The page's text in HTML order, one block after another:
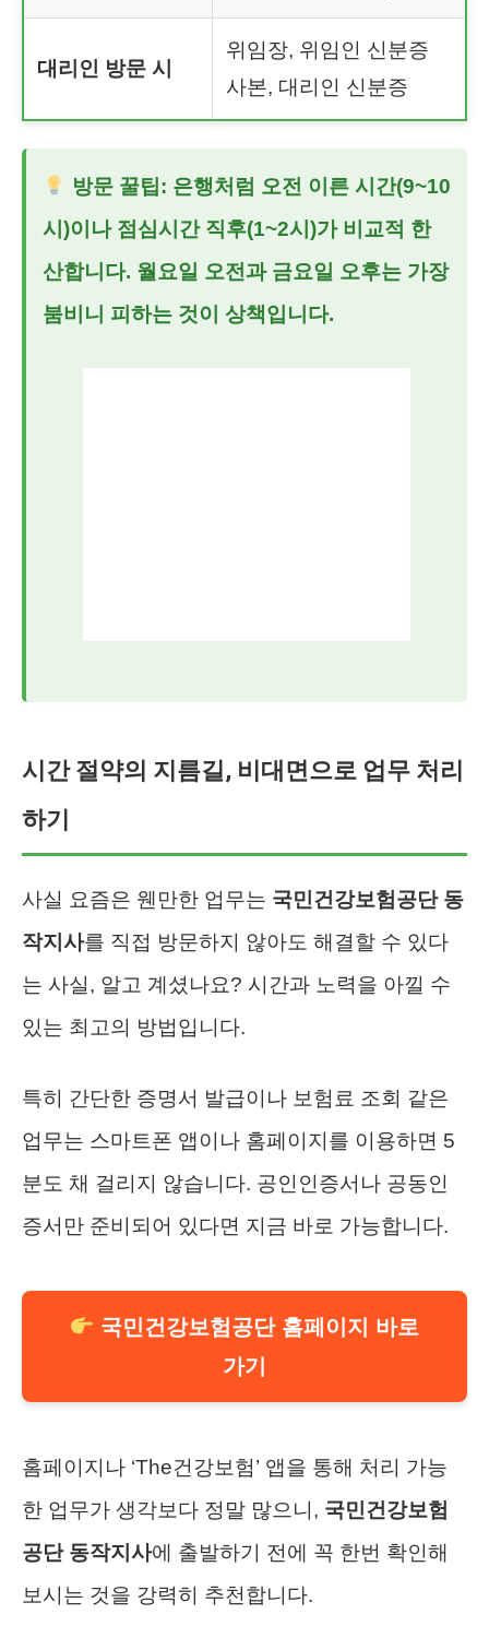
대리인 방문 시
위임장, 위임인 신분증
사본, 대리인 신분증
방문 꿀팁: 은행처럼 오전 이른 시간(9~10
시)이나 점심시간 직후(1~2시)가 비교적 한
산합니다. 월요일 오전과 금요일 오후는 가장
붐비니 피하는 것이 상책입니다.
시간 절약의 지름길, 비대면으로 업무 처리
하기
사실 요즘은 웬만한 업무는 국민건강보험공단 동
작지사를 직접 방문하지 않아도 해결할 수 있다
는 사실, 알고 계셨나요? 시간과 노력을 아낄 수
있는 최고의 방법입니다.
특히 간단한 증명서 발급이나 보험료 조회 같은
업무는 스마트폰 앱이나 홈페이지를 이용하면 5
분도 채 걸리지 않습니다. 공인인증서나 공동인
증서만 준비되어 있다면 지금 바로 가능합니다.
국민건강보험공단 홈페이지 바로
가기
홈페이지나 ‘The건강보험’ 앱을 통해 처리 가능
한 업무가 생각보다 정말 많으니, 국민건강보험
공단 동작지사에 출발하기 전에 꼭 한번 확인해
보시는 것을 강력히 추천합니다.